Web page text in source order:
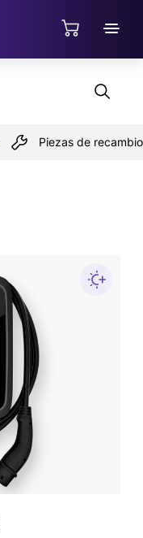
Piezas de recambio